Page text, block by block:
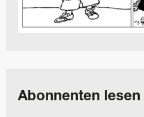
Abonnenten lesen